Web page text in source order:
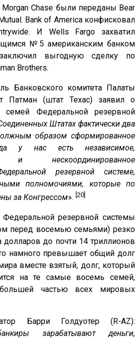
Chase были переданы Bear
Bank of America конфисковал
И Wells Fargo захватил
№5 американским банком
выгодную сделку по
Brothers.
Банковского комитета Палаты
Патман (штат Техас) заявил о
семей Федеральной резервной
Штатах фактически два
образом сформированное
у нас есть независимое,
и нескоординированное
резервной системе,
полномочиями, которые по
за Конгрессом». [20]
резервной системы
перед восемью семьями) резко
до почти 14 триллионов
намного превышает общий долг
вместе взятый, долг, который
на те самые восемь семей,
частью всех мировых
Барри Голдуотер (R-AZ):
зарабатывают деньги,